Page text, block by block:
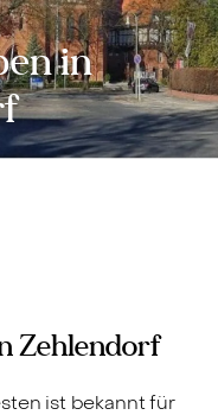
in
Zehlendorf
ist bekannt für